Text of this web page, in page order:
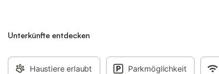
Unterkünfte entdecken
Haustiere erlaubt Parkmöglichkeit